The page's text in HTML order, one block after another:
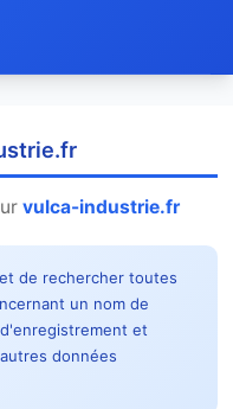
vulca-industrie.fr
de rechercher toutes
un nom de
et
données